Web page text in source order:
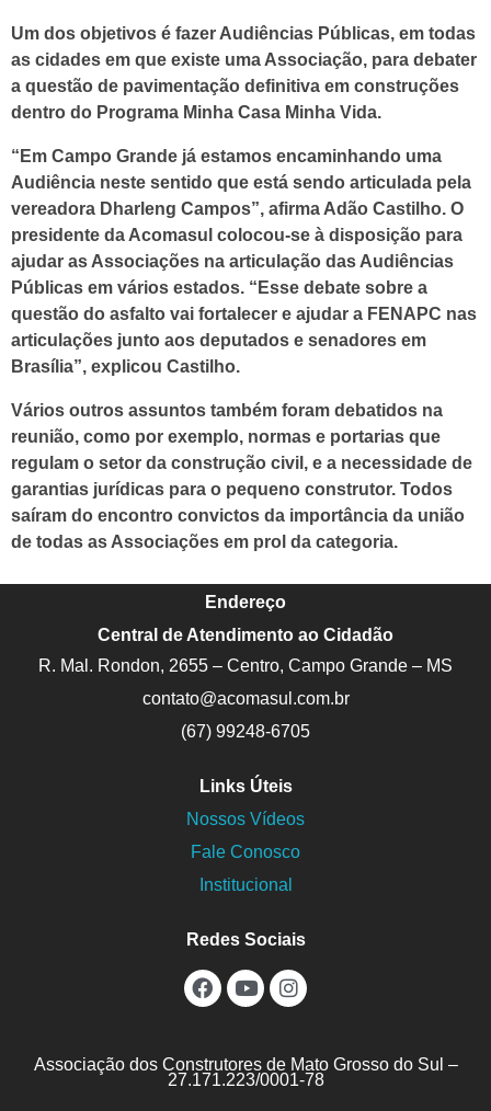
Um dos objetivos é fazer Audiências Públicas, em todas
as cidades em que existe uma Associação, para debater
a questão de pavimentação definitiva em construções
dentro do Programa Minha Casa Minha Vida.
“Em Campo Grande já estamos encaminhando uma
Audiência neste sentido que está sendo articulada pela
vereadora Dharleng Campos”, afirma Adão Castilho. O
presidente da Acomasul colocou-se à disposição para
ajudar as Associações na articulação das Audiências
Públicas em vários estados. “Esse debate sobre a
questão do asfalto vai fortalecer e ajudar a FENAPC nas
articulações junto aos deputados e senadores em
Brasília”, explicou Castilho.
Vários outros assuntos também foram debatidos na
reunião, como por exemplo, normas e portarias que
regulam o setor da construção civil, e a necessidade de
garantias jurídicas para o pequeno construtor. Todos
saíram do encontro convictos da importância da união
de todas as Associações em prol da categoria.
Endereço
Central de Atendimento ao Cidadão
R. Mal. Rondon, 2655 – Centro, Campo Grande – MS
contato@acomasul.com.br
(67) 99248-6705
Links Úteis
Nossos Vídeos
Fale Conosco
Institucional
Redes Sociais
Associação dos Construtores de Mato Grosso do Sul –
27.171.223/0001-78